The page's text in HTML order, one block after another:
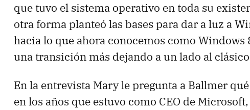
que tuvo el sistema operativo en toda su
otra forma planteó las bases para dar a luz a
hacia lo que ahora conocemos como Windows
una transición más dejando a un lado al
En la entrevista Mary le pregunta a Ballmer
en los años que estuvo como CEO de